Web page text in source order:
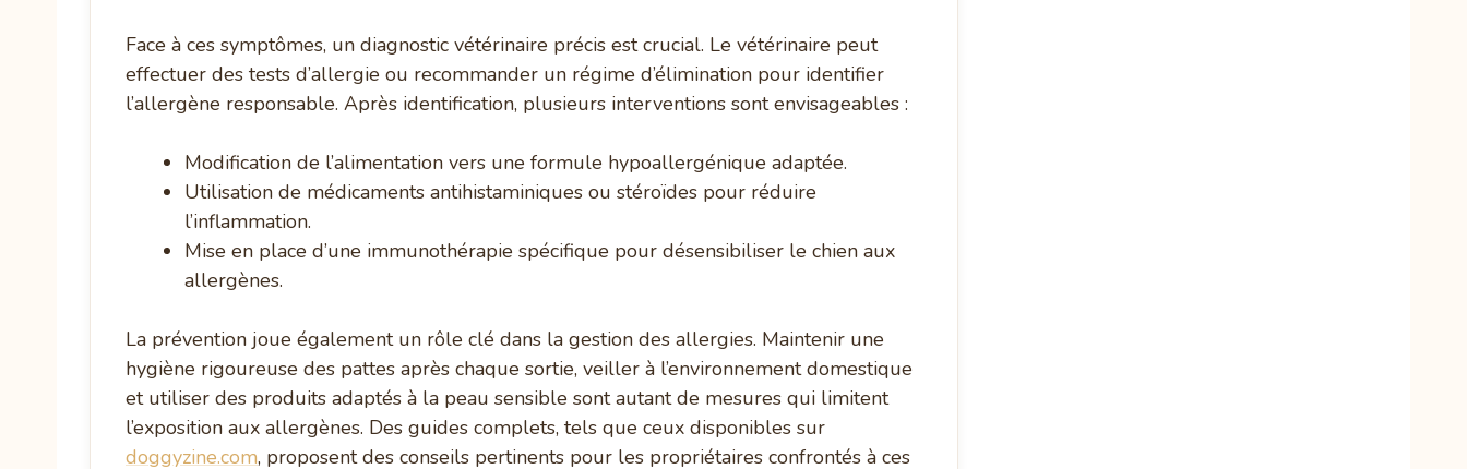
Face à ces symptômes, un diagnostic vétérinaire précis est crucial. Le vétérinaire peut
effectuer des tests d’allergie ou recommander un régime d’élimination pour identifier
l’allergène responsable. Après identification, plusieurs interventions sont envisageables :
Modification de l’alimentation vers une formule hypoallergénique adaptée.
Utilisation de médicaments antihistaminiques ou stéroïdes pour réduire
l’inflammation.
Mise en place d’une immunothérapie spécifique pour désensibiliser le chien aux
allergènes.
La prévention joue également un rôle clé dans la gestion des allergies. Maintenir une
hygiène rigoureuse des pattes après chaque sortie, veiller à l’environnement domestique
et utiliser des produits adaptés à la peau sensible sont autant de mesures qui limitent
l’exposition aux allergènes. Des guides complets, tels que ceux disponibles sur
doggyzine.com, proposent des conseils pertinents pour les propriétaires confrontés à ces